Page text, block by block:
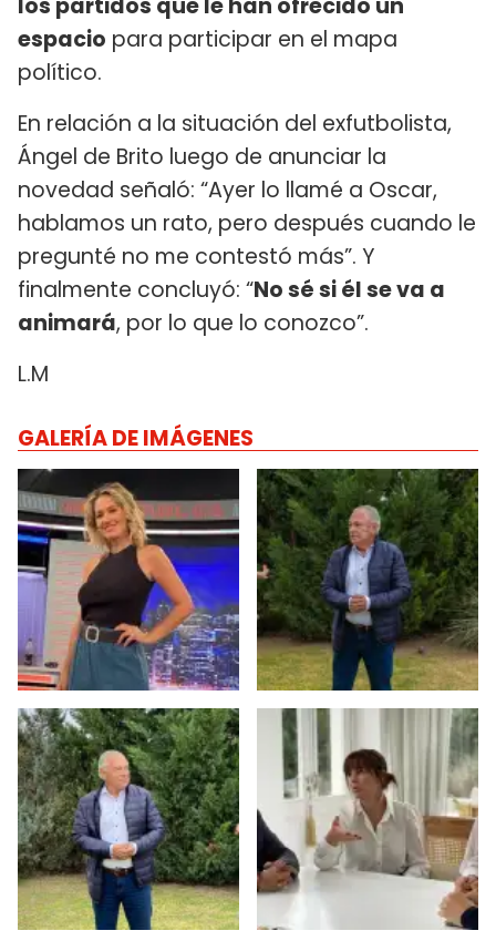
espacio para participar en el mapa
político.
En relación a la situación del exfutbolista,
Ángel de Brito luego de anunciar la
novedad señaló: “Ayer lo llamé a Oscar,
hablamos un rato, pero después cuando le
pregunté no me contestó más”. Y
finalmente concluyó: “No sé si él se va a
animará, por lo que lo conozco”.
L.M
GALERÍA DE IMÁGENES